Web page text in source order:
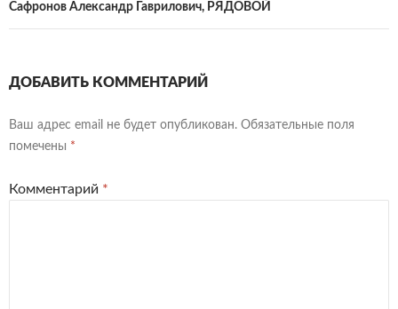
Сафронов Александр Гаврилович, РЯДОВОЙ
ДОБАВИТЬ КОММЕНТАРИЙ
Ваш адрес email не будет опубликован. Обязательные поля
помечены *
Комментарий *